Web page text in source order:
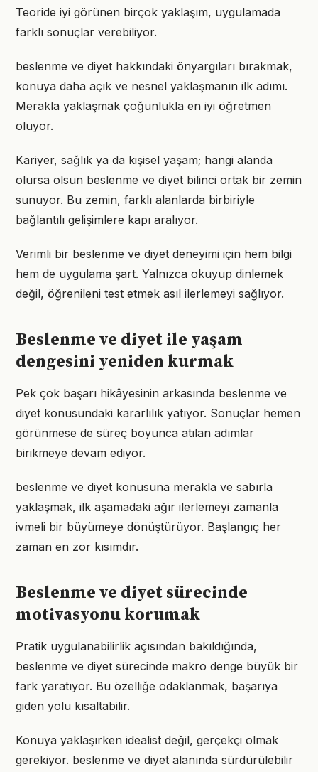
Teoride iyi görünen birçok yaklaşım, uygulamada
farklı sonuçlar verebiliyor.
beslenme ve diyet hakkındaki önyargıları bırakmak,
konuya daha açık ve nesnel yaklaşmanın ilk adımı.
Merakla yaklaşmak çoğunlukla en iyi öğretmen
oluyor.
Kariyer, sağlık ya da kişisel yaşam; hangi alanda
olursa olsun beslenme ve diyet bilinci ortak bir zemin
sunuyor. Bu zemin, farklı alanlarda birbiriyle
bağlantılı gelişimlere kapı aralıyor.
Verimli bir beslenme ve diyet deneyimi için hem bilgi
hem de uygulama şart. Yalnızca okuyup dinlemek
değil, öğrenileni test etmek asıl ilerlemeyi sağlıyor.
Beslenme ve diyet ile yaşam
dengesini yeniden kurmak
Pek çok başarı hikâyesinin arkasında beslenme ve
diyet konusundaki kararlılık yatıyor. Sonuçlar hemen
görünmese de süreç boyunca atılan adımlar
birikmeye devam ediyor.
beslenme ve diyet konusuna merakla ve sabırla
yaklaşmak, ilk aşamadaki ağır ilerlemeyi zamanla
ivmeli bir büyümeye dönüştürüyor. Başlangıç her
zaman en zor kısımdır.
Beslenme ve diyet sürecinde
motivasyonu korumak
Pratik uygulanabilirlik açısından bakıldığında,
beslenme ve diyet sürecinde makro denge büyük bir
fark yaratıyor. Bu özelliğe odaklanmak, başarıya
giden yolu kısaltabilir.
Konuya yaklaşırken idealist değil, gerçekçi olmak
gerekiyor. beslenme ve diyet alanında sürdürülebilir